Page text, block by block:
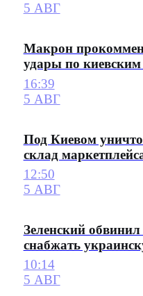
5 АВГ
Макрон
удары по
16:39
5 АВГ
Под Киевом
склад
12:50
5 АВГ
Зеленский
снабжать
10:14
5 АВГ